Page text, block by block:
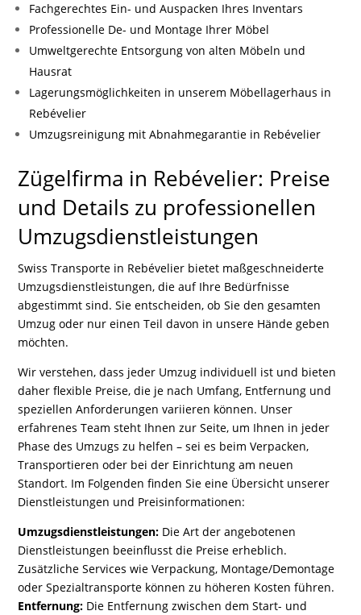
Fachgerechtes Ein- und Auspacken Ihres Inventars
Professionelle De- und Montage Ihrer Möbel
Umweltgerechte Entsorgung von alten Möbeln und
Hausrat
Lagerungsmöglichkeiten in unserem Möbellagerhaus in
Rebévelier
Umzugsreinigung mit Abnahmegarantie in Rebévelier
Zügelfirma in Rebévelier: Preise
und Details zu professionellen
Umzugsdienstleistungen
Swiss Transporte in Rebévelier bietet maßgeschneiderte
Umzugsdienstleistungen, die auf Ihre Bedürfnisse
abgestimmt sind. Sie entscheiden, ob Sie den gesamten
Umzug oder nur einen Teil davon in unsere Hände geben
möchten.
Wir verstehen, dass jeder Umzug individuell ist und bieten
daher flexible Preise, die je nach Umfang, Entfernung und
speziellen Anforderungen variieren können. Unser
erfahrenes Team steht Ihnen zur Seite, um Ihnen in jeder
Phase des Umzugs zu helfen – sei es beim Verpacken,
Transportieren oder bei der Einrichtung am neuen
Standort. Im Folgenden finden Sie eine Übersicht unserer
Dienstleistungen und Preisinformationen:
Umzugsdienstleistungen: Die Art der angebotenen
Dienstleistungen beeinflusst die Preise erheblich.
Zusätzliche Services wie Verpackung, Montage/Demontage
oder Spezialtransporte können zu höheren Kosten führen.
Entfernung: Die Entfernung zwischen dem Start- und